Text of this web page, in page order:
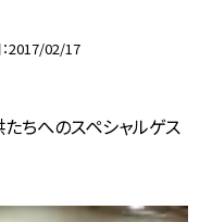
2017/02/17
たちへのスペシャルゲス